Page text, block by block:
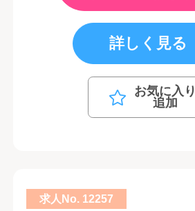
詳しく見る
お気に入り
追加
求人No. 12257